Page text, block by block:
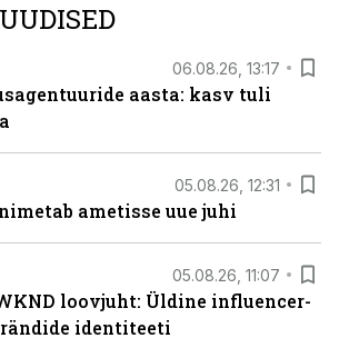
06.08.26, 13:17
aasta: kasv tuli
05.08.26, 12:31
ametisse uue juhi
05.08.26, 11:07
loovjuht: Üldine influencer-
identiteeti